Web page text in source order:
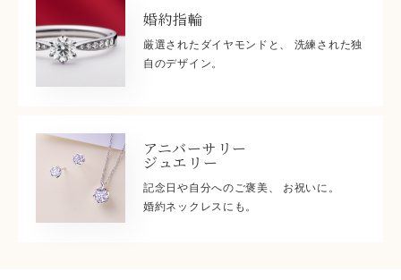
婚約指輪
厳選されたダイヤモンドと、 洗練された独
自のデザイン。
アニバーサリー
ジュエリー
記念日や自分へのご褒美、 お祝いに。
婚約ネックレスにも。